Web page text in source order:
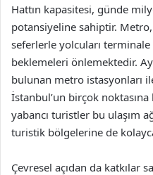
Hattın kapasitesi, günde
potansiyeline sahiptir.
seferlerle yolcuları
beklemeleri önlemektedir.
bulunan metro istasyonları
İstanbul’un birçok noktasına
yabancı turistler bu ulaşım
turistik bölgelerine de
Çevresel açıdan da katkılar